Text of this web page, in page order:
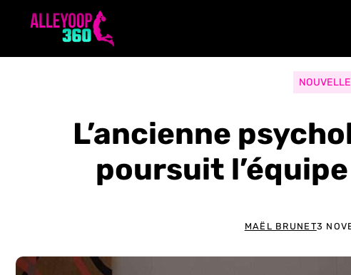
L’ancienne
poursuit
MAËL BRUNET3